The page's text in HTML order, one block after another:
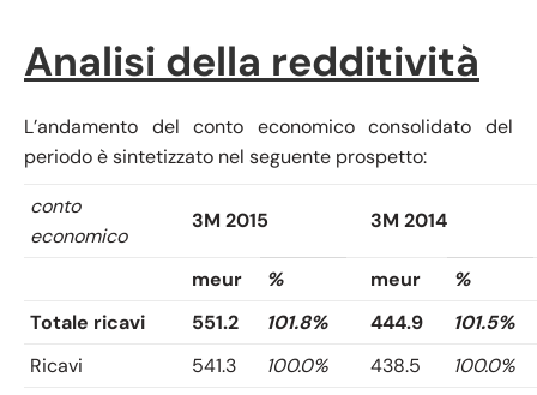
Analisi della redditività
L’andamento del conto economico consolidato del
periodo è sintetizzato nel seguente prospetto:
conto
economico
3M 2015 3M 2014
meur % meur
%
Totale ricavi
551.2 101.8% 444.9
101.5%
Ricavi
541.3 100.0% 438.5
100.0%